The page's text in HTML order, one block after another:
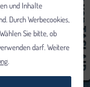
und Inhalte
Durch Werbecookies,
Sie bitte, ob
darf. Weitere